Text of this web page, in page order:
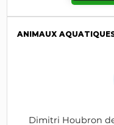
ANIMAUX
Dimitri Houbron